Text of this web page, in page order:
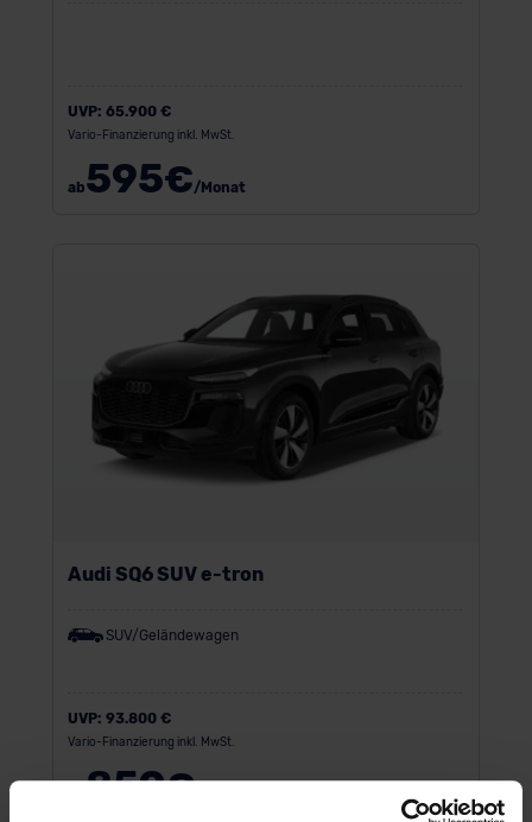
UVP: 65.900 €
Vario-Finanzierung inkl. MwSt.
ab595€/Monat
Audi SQ6 SUV e-tron
SUV/Geländewagen
UVP: 93.800 €
Vario-Finanzierung inkl. MwSt.
859€